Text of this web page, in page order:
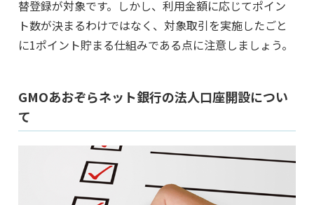
替登録が対象です。しかし、利用金額に応じてポイン
ト数が決まるわけではなく、対象取引を実施したごと
に1ポイント貯まる仕組みである点に注意しましょう。
GMOあおぞらネット銀行の法人口座開設につい
て